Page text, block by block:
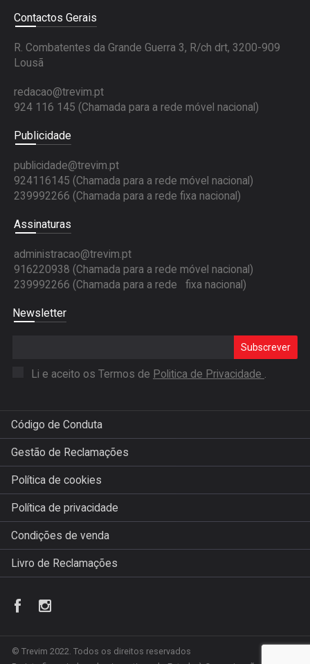
Contactos Gerais
R. Combatentes da Grande Guerra 3, R/ch drt, 3200-909
Lousã
redacao@trevim.pt
924 116 145 (Chamada para a rede móvel nacional)
Publicidade
publicidade@trevim.pt
924116145 (Chamada para a rede móvel nacional)
239992266 (Chamada para a rede fixa nacional)
Assinaturas
administracao@trevim.pt
916220938 (Chamada para a rede móvel nacional)
239992266 (Chamada para a rede fixa nacional)
Newsletter
Subscrever
Li e aceito os Termos de Politica de Privacidade .
Código de Conduta
Gestão de Reclamações
Política de cookies
Política de privacidade
Condições de venda
Livro de Reclamações
© Trevim 2022. Todos os direitos reservados